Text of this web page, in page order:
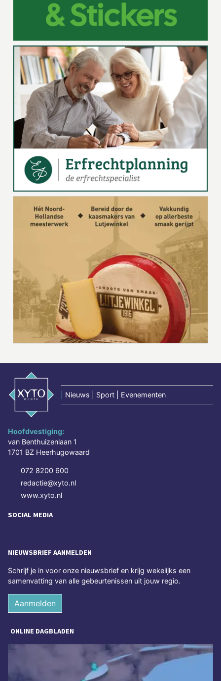
Nieuws | Sport | Evenementen
Hoofdvestiging:
van Benthuizenlaan 1
1701 BZ Heerhugowaard
072 8200 600
redactie@xyto.nl
www.xyto.nl
SOCIAL MEDIA
NIEUWSBRIEF AANMELDEN
Schrijf je in voor onze nieuwsbrief en krijg wekelijks een
samenvatting van alle gebeurtenissen uit jouw regio.
Aanmelden
ONLINE DAGBLADEN